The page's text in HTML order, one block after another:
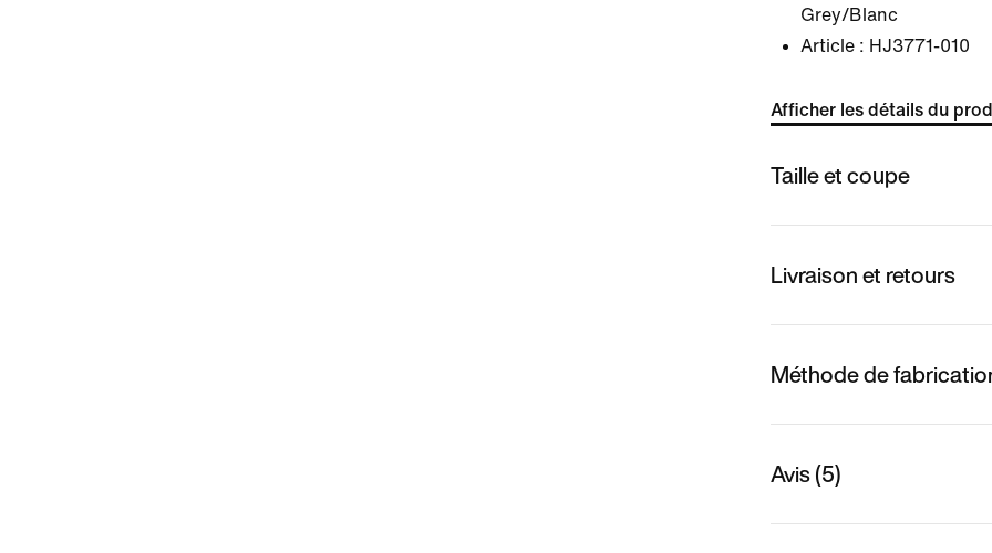
Grey/Blanc
Article : HJ3771-010
Afficher les détails du
Taille et coupe
Livraison et retours
Méthode de
Avis (5)